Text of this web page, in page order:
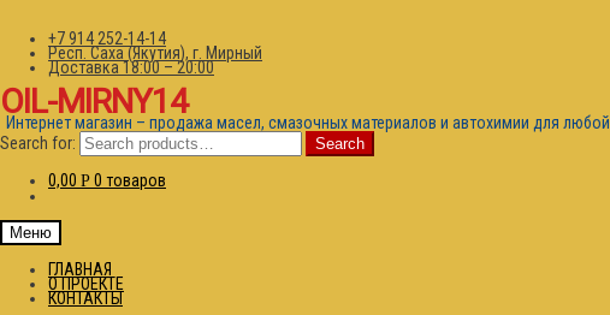
+7 914 252-14-14
Респ. Саха (Якутия), г. Мирный
Доставка 18:00 – 20:00
OIL-MIRNY14
Интернет магазин – продажа масел, смазочных материалов и автохимии для любой
Search for:
Search
0,00 Р 0 товаров
Меню
ГЛАВНАЯ
О ПРОЕКТЕ
КОНТАКТЫ